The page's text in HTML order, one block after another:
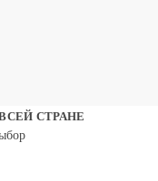
СТРАНЕ